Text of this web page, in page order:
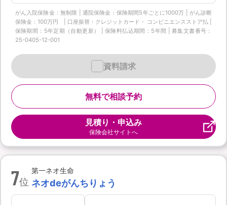
がん入院保険金：無制限 | 通院保険金：保険期間5年ごとに1000万 | がん診断
保険金：100万円 | 口座振替・クレジットカード・ コンビニエンスストア払 |
保険期間：5年定期（自動更新） | 保険料払込期間：5年間 | 募集文書番号：
25-0405-12-001
無料で相談予約
資料請求
見積り・申込み
保険会社サイトへ
7位
第一ネオ生命
ネオdeがんちりょう